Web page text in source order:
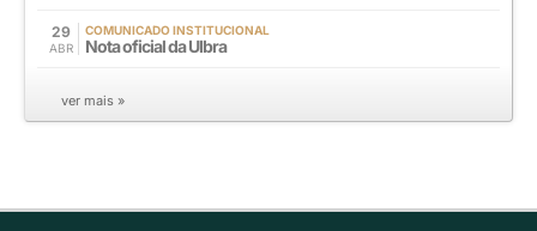
29
ABR
COMUNICADO INSTITUCIONAL
Nota oficial da Ulbra
ver mais »